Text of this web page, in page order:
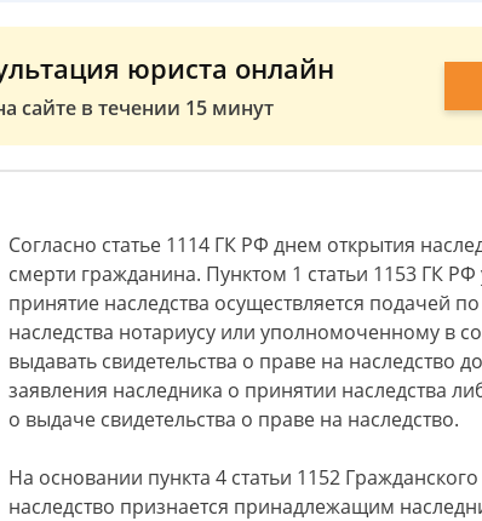
юриста онлайн
сайте в течении 15 минут
Согласно статье 1114 ГК РФ днем открытия
смерти гражданина. Пунктом 1 статьи 1153 ГК РФ
принятие наследства осуществляется подачей
наследства нотариусу или уполномоченному в
выдавать свидетельства о праве на наследство
заявления наследника о принятии наследства
о выдаче свидетельства о праве на наследство.
На основании пункта 4 статьи 1152
наследство признается принадлежащим